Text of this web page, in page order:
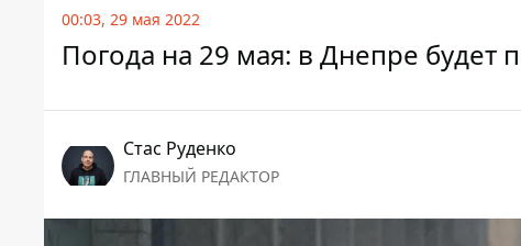
00:03, 29 мая 2022
Погода на 29 мая: в Днепре будет
Стаc Руденко
ГЛАВНЫЙ РЕДАКТОР